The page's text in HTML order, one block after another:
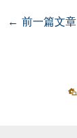
← 前一篇文章